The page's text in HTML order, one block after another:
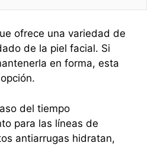
ofrece una variedad de
de la piel facial. Si
en forma, esta
del tiempo
para las líneas de
antiarrugas hidratan,